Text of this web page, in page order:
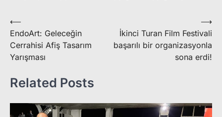
Yazı
gezinmesi
⟵
EndoArt: Geleceğin
Cerrahisi Afiş Tasarım
Yarışması
İkinci Turan Film Festivali
başarılı bir organizasyonla
sona erdi!
⟶
Related Posts